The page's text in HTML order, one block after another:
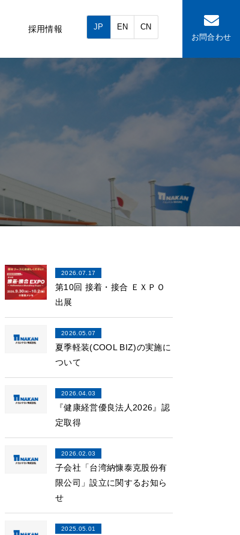
採用情報 JP EN
CN
お問合わせ
2026.07.17
第10回 接着・接合 ＥＸＰＯ
出展
2026.05.07
夏季軽装(COOL BIZ)の実施に
ついて
2026.04.03
『健康経営優良法人2026』認
定取得
2026.02.03
子会社「台湾納慷泰克股份有
限公司」設立に関するお知ら
せ
2025.05.01